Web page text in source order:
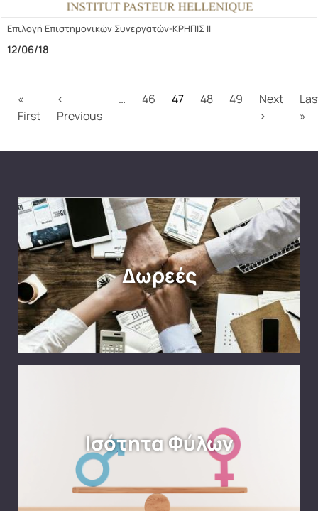
Επιλογή Επιστημονικών Συνεργατών-ΚΡΗΠΙΣ II
12/06/18
Σελιδοποίηση
«
FirstFirst page
‹
PreviousΠροηγούμενη σελίδα
… 46 47 48 49
Next
› Next page
»
Δωρεές
Ισότητα Φύλων